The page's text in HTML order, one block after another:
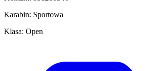
Karabin: Sportowa
Klasa: Open